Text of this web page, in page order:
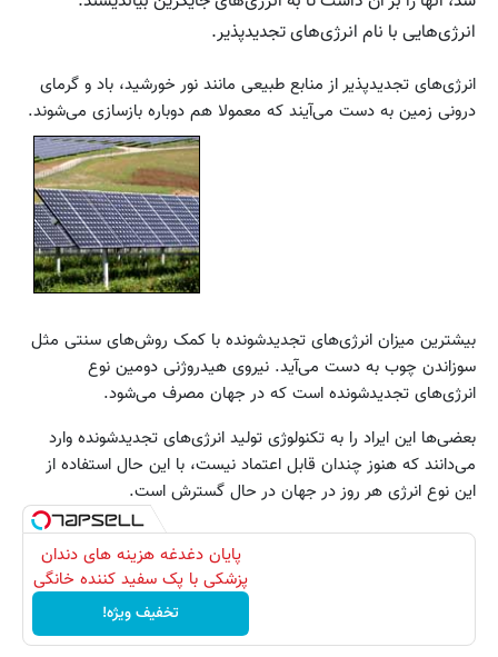
انرژی‌هایی با نام انرژی‌های تجدیدپذیر.
انرژی‌های تجدیدپذیر از منابع طبیعی مانند نور خورشید، باد و گرمای
درونی زمین به دست می‌آیند که معمولا هم دوباره بازسازی می‌شوند.
بیشترین میزان انرژی‌های تجدیدشونده با کمک روش‌های سنتی مثل
سوزاندن چوب به دست می‌آید. نیروی هیدروژنی دومین نوع
انرژی‌های تجدیدشونده است که در جهان مصرف می‌شود.
بعضی‌ها این ایراد را به تکنولوژی تولید انرژی‌های تجدیدشونده وارد
می‌دانند که هنوز چندان قابل اعتماد نیست، با این حال استفاده از
این نوع انرژی هر روز در جهان در حال گسترش است.
پایان دغدغه هزینه های دندان
پزشکی با پک سفید کننده خانگی
تخفیف ویژه!